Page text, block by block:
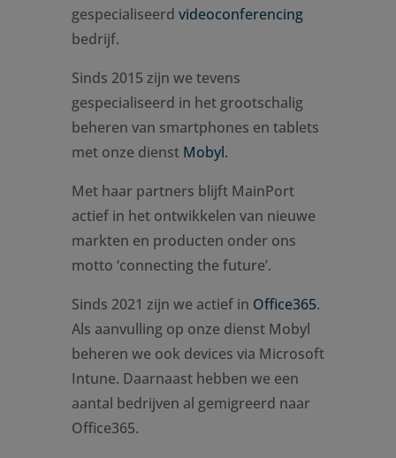
gespecialiseerd videoconferencing
bedrijf.
Sinds 2015 zijn we tevens
gespecialiseerd in het grootschalig
beheren van smartphones en tablets
met onze dienst Mobyl.
Met haar partners blijft MainPort
actief in het ontwikkelen van nieuwe
markten en producten onder ons
motto ‘connecting the future’.
Sinds 2021 zijn we actief in Office365.
Als aanvulling op onze dienst Mobyl
beheren we ook devices via Microsoft
Intune. Daarnaast hebben we een
aantal bedrijven al gemigreerd naar
Office365.